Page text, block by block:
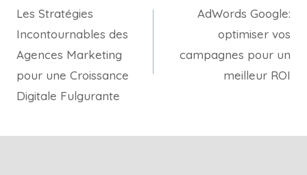
Les Stratégies
Incontournables des
Agences Marketing
pour une Croissance
Digitale Fulgurante
AdWords Google:
optimiser vos
campagnes pour un
meilleur ROI